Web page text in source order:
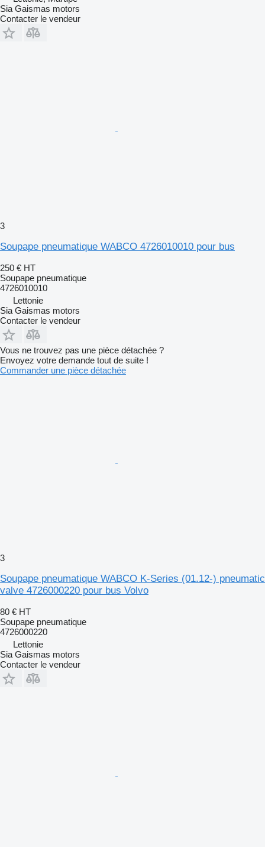
Sia Gaismas motors
Contacter le vendeur
3
Soupape pneumatique WABCO 4726010010 pour bus
250 € HT
Soupape pneumatique
4726010010
Lettonie
Sia Gaismas motors
Contacter le vendeur
Vous ne trouvez pas une pièce détachée ?
Envoyez votre demande tout de suite !
Commander une pièce détachée
3
Soupape pneumatique WABCO K-Series (01.12-) pneumatic
valve 4726000220 pour bus Volvo
80 € HT
Soupape pneumatique
4726000220
Lettonie
Sia Gaismas motors
Contacter le vendeur